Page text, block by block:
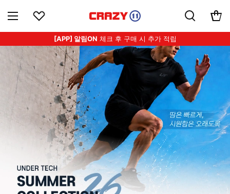
[APP] 알림ON 체크 후 구매 시 추가 적립